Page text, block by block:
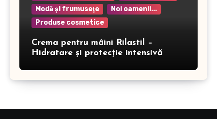
Modă şi frumuseţe
Noi oamenii...
Produse cosmetice
Crema pentru mâini Rilastil –
Hidratare și protecție intensivă